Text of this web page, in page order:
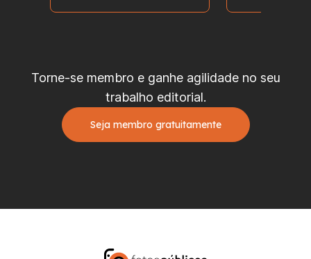
Torne-se membro e ganhe agilidade no seu
trabalho editorial.
Seja membro gratuitamente